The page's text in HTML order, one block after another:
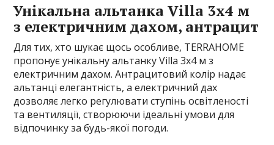
Унікальна альтанка Villa 3х4 м
з електричним дахом, антрацит
Для тих, хто шукає щось особливе, TERRAHOME
пропонує унікальну альтанку Villa 3х4 м з
електричним дахом. Антрацитовий колір надає
альтанці елегантність, а електричний дах
дозволяє легко регулювати ступінь освітленості
та вентиляції, створюючи ідеальні умови для
відпочинку за будь-якої погоди.